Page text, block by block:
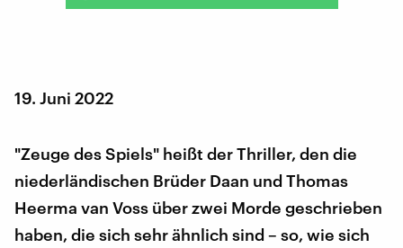
19. Juni 2022
"Zeuge des Spiels" heißt der Thriller, den die
niederländischen Brüder Daan und Thomas
Heerma van Voss über zwei Morde geschrieben
haben, die sich sehr ähnlich sind – so, wie sich